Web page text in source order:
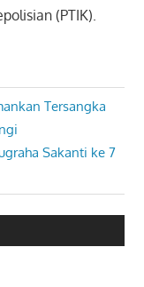
(PTIK).
Tersangka
Sakanti ke 7